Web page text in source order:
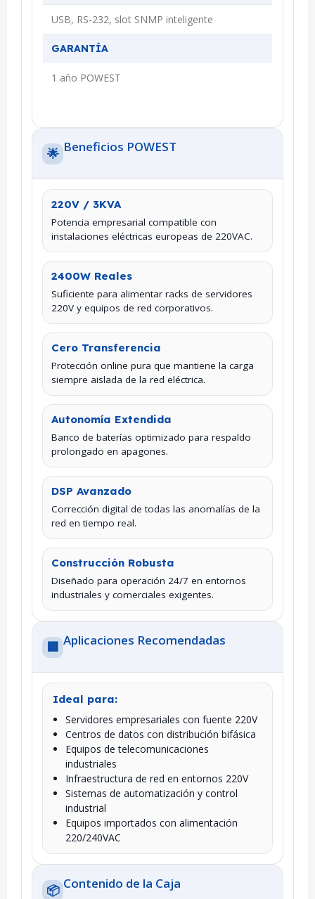
USB, RS-232, slot SNMP inteligente
GARANTÍA
1 año POWEST
🌟 Beneficios POWEST
220V / 3KVA
Potencia empresarial compatible con
instalaciones eléctricas europeas de 220VAC.
2400W Reales
Suficiente para alimentar racks de servidores
220V y equipos de red corporativos.
Cero Transferencia
Protección online pura que mantiene la carga
siempre aislada de la red eléctrica.
Autonomía Extendida
Banco de baterías optimizado para respaldo
prolongado en apagones.
DSP Avanzado
Corrección digital de todas las anomalías de la
red en tiempo real.
Construcción Robusta
Diseñado para operación 24/7 en entornos
industriales y comerciales exigentes.
🏢 Aplicaciones Recomendadas
Ideal para:
Servidores empresariales con fuente 220V
Centros de datos con distribución bifásica
Equipos de telecomunicaciones
industriales
Infraestructura de red en entornos 220V
Sistemas de automatización y control
industrial
Equipos importados con alimentación
220/240VAC
📦 Contenido de la Caja